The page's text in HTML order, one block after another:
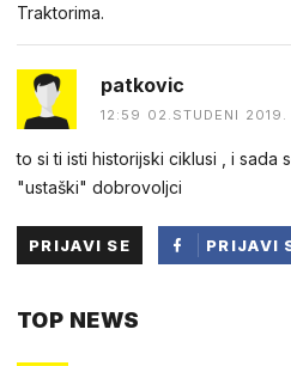
Traktorima.
patkovic
12:59 02.STUDENI 2019.
to si ti isti historijski ciklusi , i sada
"ustaški" dobrovoljci
PRIJAVI SE
PRIJAVI
TOP NEWS